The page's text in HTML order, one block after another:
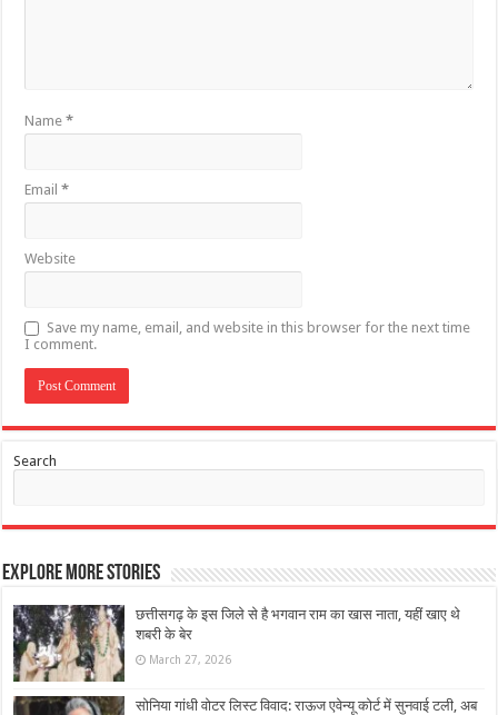
Name*
Email*
Website
Save my name, email, and website in this browser for the next time
I comment.
Search
Explore More Stories
छत्तीसगढ़ के इस जिले से है भगवान राम का खास नाता, यहीं खाए थे
शबरी के बेर
March 27, 2026
सोनिया गांधी वोटर लिस्ट विवाद: राऊज एवेन्यू कोर्ट में सुनवाई टली, अब